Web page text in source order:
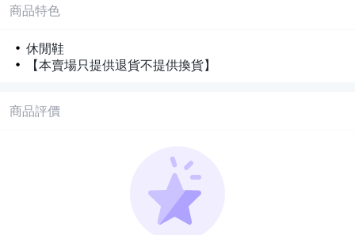
商品特色
休閒鞋
【本賣場只提供退貨不提供換貨】
商品評價